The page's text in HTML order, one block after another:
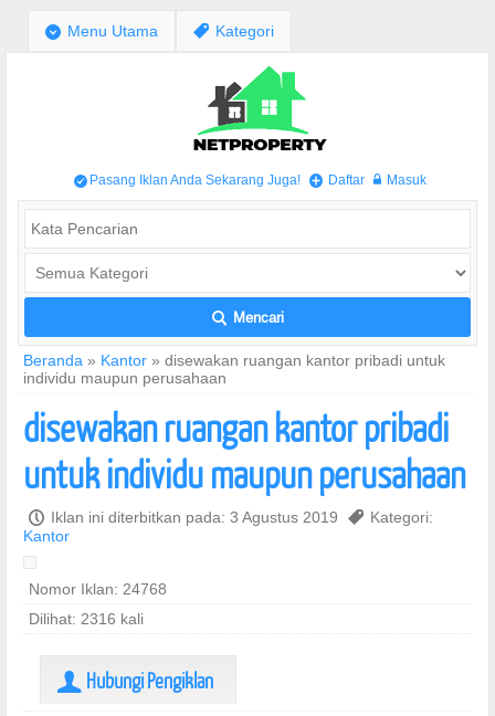
; Menu Utama , Kategori
/ Pasang Iklan Anda Sekarang Juga! + Daftar w Masuk
L Mencari
Beranda » Kantor » disewakan ruangan kantor pribadi untuk
individu maupun perusahaan
disewakan ruangan kantor pribadi
untuk individu maupun perusahaan
P Iklan ini diterbitkan pada: 3 Agustus 2019 , Kategori:
Kantor
Nomor Iklan: 24768
Dilihat: 2316 kali
U Hubungi Pengiklan